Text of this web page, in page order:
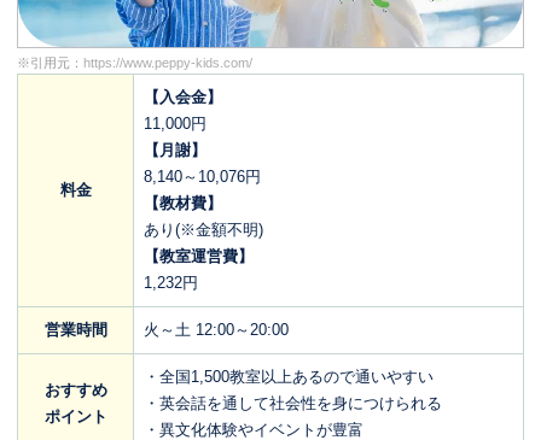
※引用元： https://www.peppy-kids.com/
料金
【入会金】
11,000円
【月謝】
8,140～10,076円
【教材費】
あり(※金額不明)
【教室運営費】
1,232円
営業時間 火～土 12:00～20:00
おすすめ
ポイント
・全国1,500教室以上あるので通いやすい
・英会話を通して社会性を身につけられる
・異文化体験やイベントが豊富